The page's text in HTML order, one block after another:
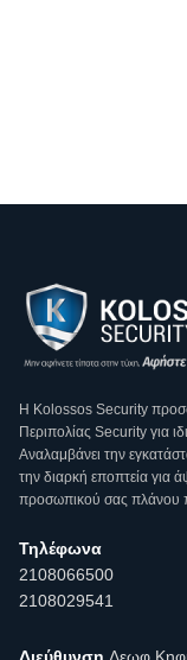
Η Κοlossos Security
Περιπολίας Security για
Αναλαμβάνει την
την διαρκή εποπτεία για
προσωπικού σας πλάνου
Τηλέφωνα
2108066500
2108029541
Διεύθυνση